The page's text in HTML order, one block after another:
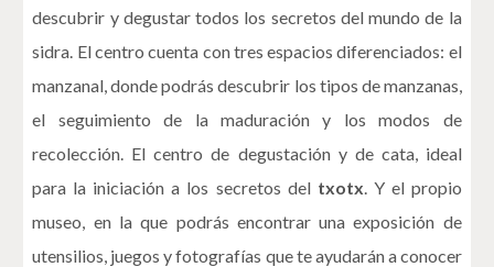
descubrir y degustar todos los secretos del mundo de la
sidra. El centro cuenta con tres espacios diferenciados: el
manzanal, donde podrás descubrir los tipos de manzanas,
el seguimiento de la maduración y los modos de
recolección. El centro de degustación y de cata, ideal
para la iniciación a los secretos del txotx. Y el propio
museo, en la que podrás encontrar una exposición de
utensilios, juegos y fotografías que te ayudarán a conocer